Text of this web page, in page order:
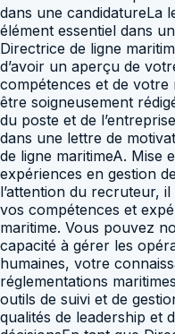
dans une candidatureLa
élément essentiel dans
Directrice de ligne
d’avoir un aperçu de
compétences et de
être soigneusement
du poste et de
dans une lettre de
de ligne maritimeA. Mise
expériences en gestion
l’attention du recruteur,
vos compétences et
maritime. Vous pouvez
capacité à gérer les
humaines, votre
réglementations
outils de suivi et de
qualités de leadership et